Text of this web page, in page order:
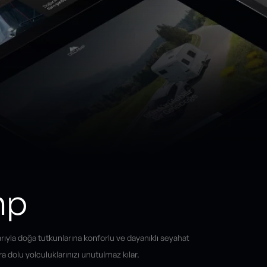
doğa tutkunlarına konforlu ve dayanıklı seyahat
yolculuklarınızı unutulmaz kılar.